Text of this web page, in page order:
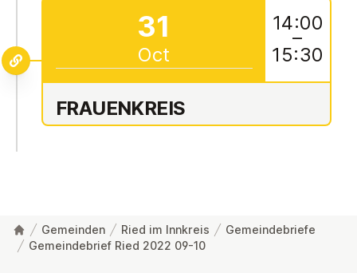
FRAUEN­KRE­IS
31
Oct
14:00
–
15:30
Gemeinden Ried im Innkreis
Gemeindebriefe
Gemeindebrief Ried 2022 09-10